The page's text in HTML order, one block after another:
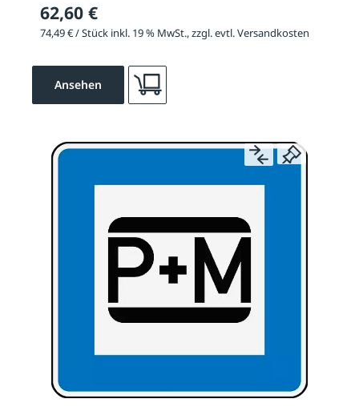
62,60 €
74,49 € / Stück inkl. 19 % MwSt., zzgl. evtl. Versandkosten
Ansehen